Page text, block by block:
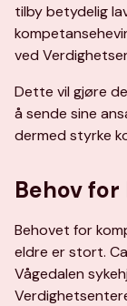
tilby betydelig
ved
Dette vil gjøre
å sende sine
dermed styrke
Behov
Behovet for
eldre er stort.
Vågedalen